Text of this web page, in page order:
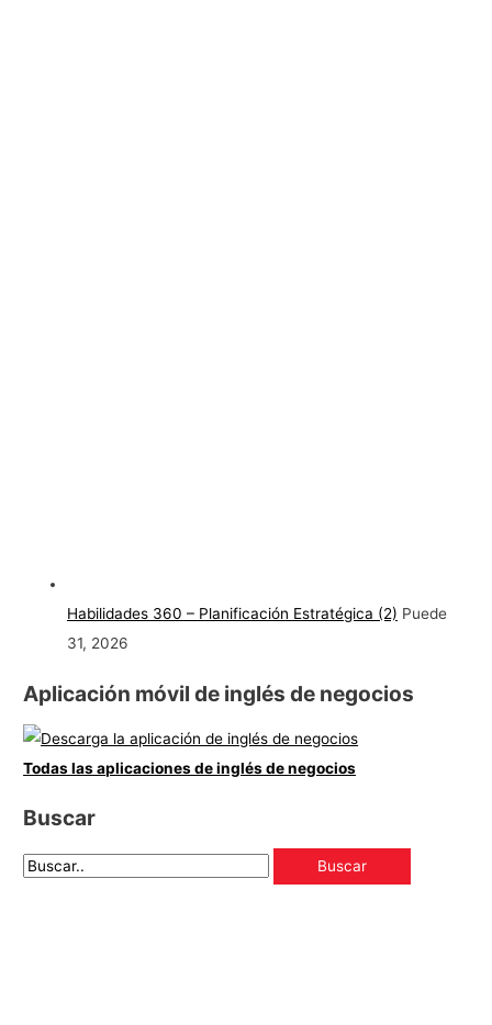
Habilidades 360 – Planificación Estratégica (2) Puede
31, 2026
Aplicación móvil de inglés de negocios
Todas las aplicaciones de inglés de negocios
Buscar